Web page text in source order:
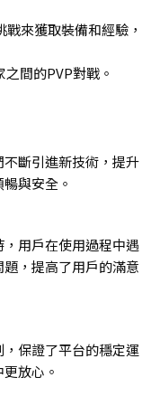
來獲取裝備和經驗，
間的PVP對戰。
斷引進新技術，提升
與安全。
用戶在使用過程中遇
，提高了用戶的滿意
保證了平台的穩定運
放心。